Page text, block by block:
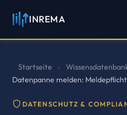
INREMA
Startseite ›
Datenpanne melden:
DATENSCHUTZ &
INREMA